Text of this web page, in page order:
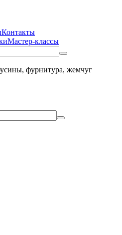
Контакты
Мастер-классы
фурнитура, жемчуг